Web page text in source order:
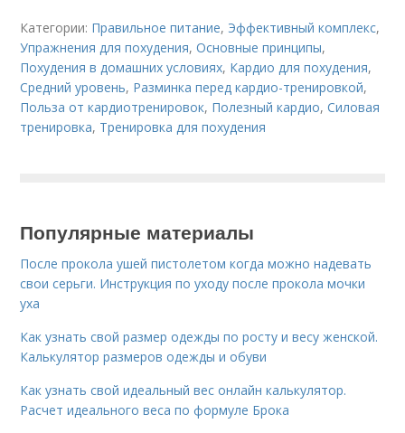
Категории: Правильное питание, Эффективный комплекс,
Упражнения для похудения,Основные принципы,
Похудения в домашних условиях, Кардио для похудения,
Средний уровень, Разминка перед кардио-тренировкой,
Польза от кардиотренировок, Полезный кардио,Силовая
тренировка, Тренировка для похудения
Популярные материалы
После прокола ушей пистолетом когда можно надевать
свои серьги. Инструкция по уходу после прокола мочки
уха
Как узнать свой размер одежды по росту и весу женской.
Калькулятор размеров одежды и обуви
Как узнать свой идеальный вес онлайн калькулятор.
Расчет идеального веса по формуле Брока